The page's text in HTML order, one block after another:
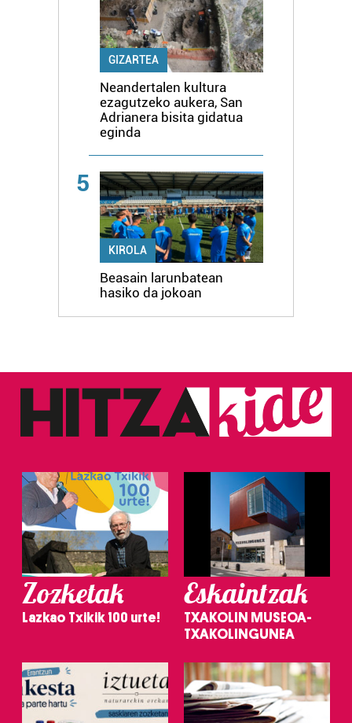
GIZARTEA
Neandertalen kultura
ezagutzeko aukera, San
Adrianera bisita gidatua
eginda
5
KIROLA
Beasain larunbatean
hasiko da jokoan
Zozketak
Lazkao Txikik 100 urte!
Eskaintzak
TXAKOLIN MUSEOA-
TXAKOLINGUNEA